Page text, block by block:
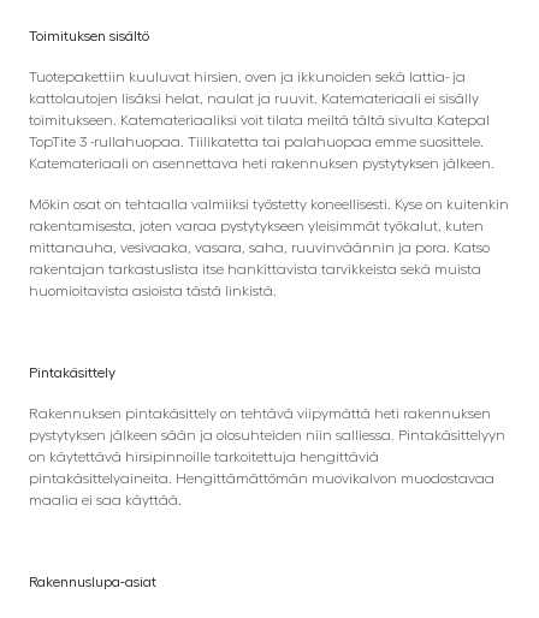
Toimituksen sisältö
Tuotepakettiin kuuluvat hirsien, oven ja ikkunoiden sekä lattia- ja
kattolautojen lisäksi helat, naulat ja ruuvit. Katemateriaali ei sisälly
toimitukseen. Katemateriaaliksi voit tilata meiltä tältä sivulta Katepal
TopTite 3 -rullahuopaa. Tiilikatetta tai palahuopaa emme suosittele.
Katemateriaali on asennettava heti rakennuksen pystytyksen jälkeen.
Mökin osat on tehtaalla valmiiksi työstetty koneellisesti. Kyse on kuitenkin
rakentamisesta, joten varaa pystytykseen yleisimmät työkalut, kuten
mittanauha, vesivaaka, vasara, saha, ruuvinväännin ja pora. Katso
rakentajan tarkastuslista itse hankittavista tarvikkeista sekä muista
huomioitavista asioista tästä linkistä.
Pintakäsittely
Rakennuksen pintakäsittely on tehtävä viipymättä heti rakennuksen
pystytyksen jälkeen sään ja olosuhteiden niin salliessa. Pintakäsittelyyn
on käytettävä hirsipinnoille tarkoitettuja hengittäviä
pintakäsittelyaineita. Hengittämättömän muovikalvon muodostavaa
maalia ei saa käyttää.
Rakennuslupa-asiat